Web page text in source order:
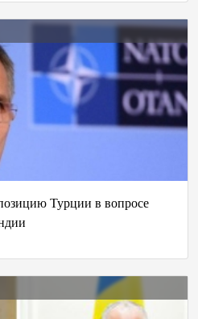
Турции в вопросе